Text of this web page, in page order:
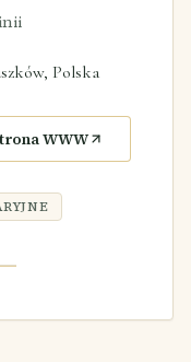
Polska
WWW